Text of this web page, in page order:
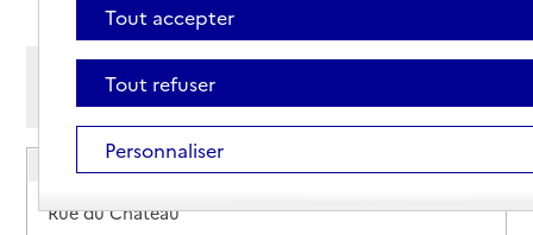
Résidence autonomie Le Château de Nyer
Adresse
Rue du Château
Tout accepter
Tout refuser
Personnaliser